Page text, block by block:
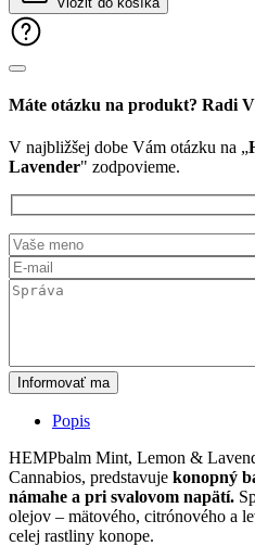
&
Lavender
Máte otázku na produkt? Radi
V najbližšej dobe Vám otázku na „
Lavender" zodpovieme.
Informovať ma
Popis
HEMPbalm Mint, Lemon &
Cannabios, predstavuje konopný
námahe a pri svalovom napätí.
olejov – mätového, citrónového a
celej rastliny konope.